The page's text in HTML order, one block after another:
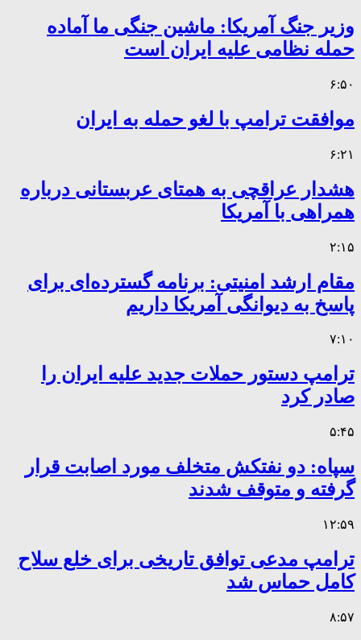
وزیر جنگ آمریکا: ماشین جنگی ما آماده
حمله نظامی علیه ایران است
۶:۵۰
موافقت ترامپ با لغو حمله به ایران
۶:۲۱
هشدار عراقچی به همتای عربستانی درباره
همراهی با آمریکا
۲:۱۵
مقام ارشد امنیتی: برنامه گسترده‌ای برای
پاسخ به دیوانگی آمریکا داریم
۷:۱۰
ترامپ دستور حملات جدید علیه ایران را
صادر کرد
۵:۴۵
سپاه: دو نفتکش متخلف مورد اصابت قرار
گرفته و متوقف شدند
۱۲:۵۹
ترامپ مدعی توافق تاریخی برای خلع سلاح
کامل حماس شد
۸:۵۷